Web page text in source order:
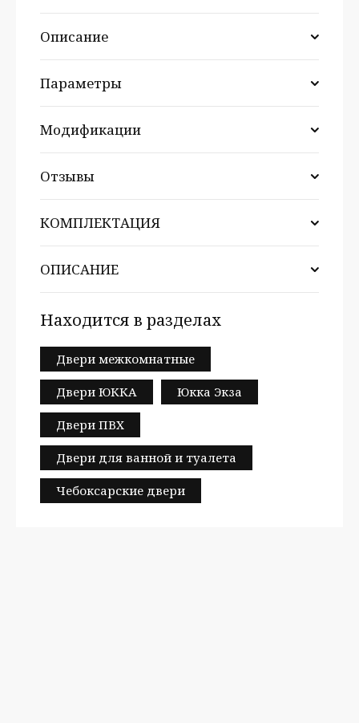
Описание
Параметры
Модификации
Отзывы
КОМПЛЕКТАЦИЯ
ОПИСАНИЕ
Находится в разделах
Двери межкомнатные
Двери ЮККА Юкка Экза
Двери ПВХ
Двери для ванной и туалета
Чебоксарские двери